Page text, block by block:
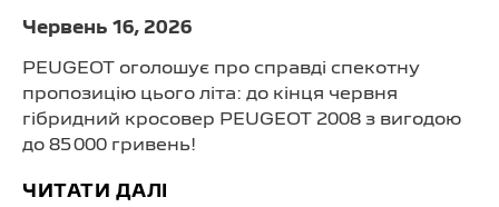
Червень 16, 2026
PEUGEOT оголошує про справді спекотну
пропозицію цього літа: до кінця червня
гібридний кросовер PEUGEOT 2008 з вигодою
до 85 000 гривень!
ЧИТАТИ ДАЛІ